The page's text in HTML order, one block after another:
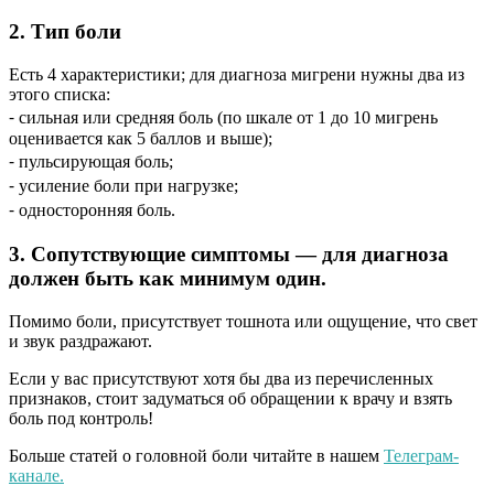
2. Тип боли
Есть 4 характеристики; для диагноза мигрени нужны два из
этого списка:
⁃ сильная или средняя боль (по шкале от 1 до 10 мигрень
оценивается как 5 баллов и выше);
⁃ пульсирующая боль;
⁃ усиление боли при нагрузке;
⁃ односторонняя боль.
3. Сопутствующие симптомы — для диагноза
должен быть как минимум один.
Помимо боли, присутствует тошнота или ощущение, что свет
и звук раздражают.
Если у вас присутствуют хотя бы два из перечисленных
признаков, стоит задуматься об обращении к врачу и взять
боль под контроль!
Больше статей о головной боли читайте в нашем Телеграм-
канале.